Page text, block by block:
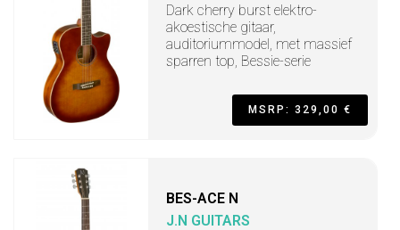
Dark cherry burst elektro-
akoestische gitaar,
auditoriummodel, met massief
sparren top, Bessie-serie
MSRP: 329,00 €
BES-ACE N
J.N GUITARS